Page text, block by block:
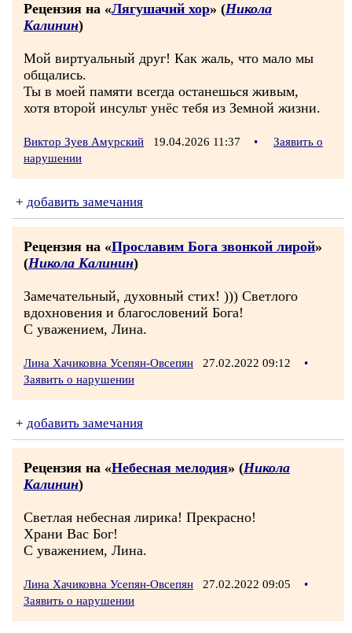
Рецензия на «Лягушачий хор» (Никола
Калинин)
Мой виртуальный друг! Как жаль, что мало мы
общались.
Ты в моей памяти всегда останешься живым,
хотя второй инсульт унёс тебя из Земной жизни.
Виктор Зуев Амурский 19.04.2026 11:37 •
Заявить о
нарушении
+ добавить замечания
Рецензия на «Прославим Бога звонкой лирой»
(Никола Калинин)
Замечательный, духовный стих! ))) Светлого
вдохновения и благословений Бога!
С уважением, Лина.
Лина Хачиковна Усепян-Овсепян 27.02.2022 09:12
•
Заявить о нарушении
+ добавить замечания
Рецензия на «Небесная мелодия» (Никола
Калинин)
Светлая небесная лирика! Прекрасно!
Храни Вас Бог!
С уважением, Лина.
Лина Хачиковна Усепян-Овсепян 27.02.2022 09:05
•
Заявить о нарушении